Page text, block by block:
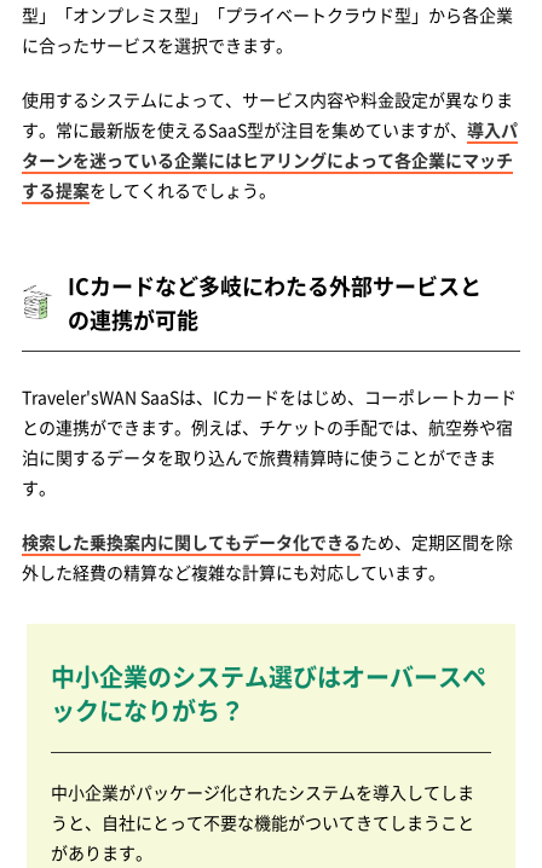
型」「オンプレミス型」「プライベートクラウド型」から各企業
に合ったサービスを選択できます。
使用するシステムによって、サービス内容や料金設定が異なりま
す。常に最新版を使えるSaaS型が注目を集めていますが、 導入パ
ターンを迷っている企業にはヒアリングによって各企業にマッチ
する提案をしてくれるでしょう。
ICカードなど多岐にわたる外部サービスと
の連携が可能
Traveler'sWAN SaaSは、ICカードをはじめ、コーポレートカード
との連携ができます。例えば、チケットの手配では、航空券や宿
泊に関するデータを取り込んで旅費精算時に使うことができま
す。
検索した乗換案内に関してもデータ化できるため、定期区間を除
外した経費の精算など複雑な計算にも対応しています。
中小企業のシステム選びはオーバースペ
ックになりがち？
中小企業がパッケージ化されたシステムを導入してしま
うと、自社にとって不要な機能がついてきてしまうこと
があります。